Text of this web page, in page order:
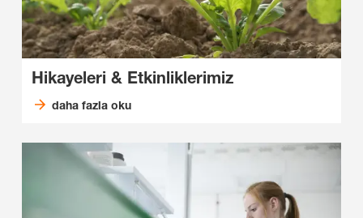
Hikayeleri & Etkinliklerimiz
daha fazla oku